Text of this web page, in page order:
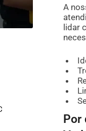
A
lidar
Por